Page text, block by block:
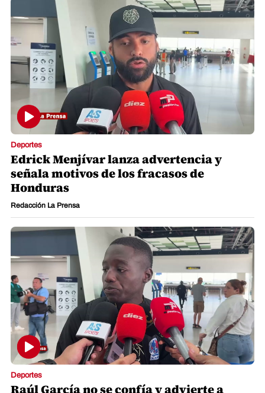
Deportes
Edrick Menjívar lanza advertencia y
señala motivos de los fracasos de
Honduras
Redacción La Prensa
Deportes
Raúl García no se confía y advierte a